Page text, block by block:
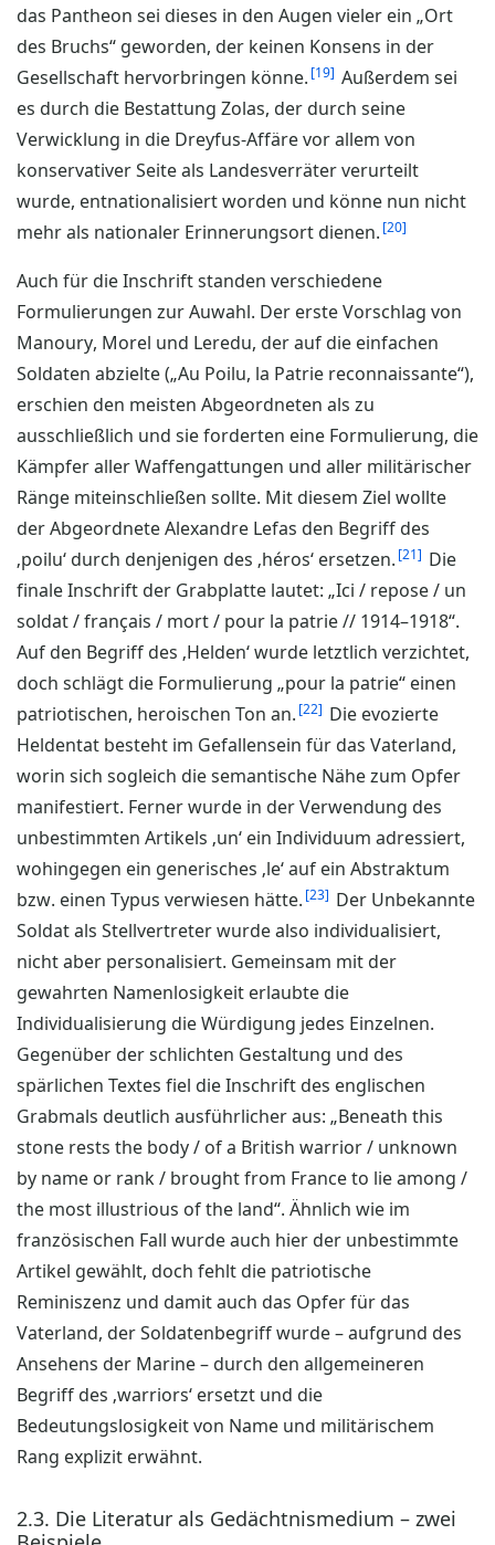
das Pantheon sei dieses in den Augen vieler ein „Ort
des Bruchs“ geworden, der keinen Konsens in der
Gesellschaft hervorbringen könne. 19 Außerdem sei
es durch die Bestattung Zolas, der durch seine
Verwicklung in die Dreyfus-Affäre vor allem von
konservativer Seite als Landesverräter verurteilt
wurde, entnationalisiert worden und könne nun nicht
mehr als nationaler Erinnerungsort dienen. 20
Auch für die Inschrift standen verschiedene
Formulierungen zur Auwahl. Der erste Vorschlag von
Manoury, Morel und Leredu, der auf die einfachen
Soldaten abzielte („Au Poilu, la Patrie reconnaissante“),
erschien den meisten Abgeordneten als zu
ausschließlich und sie forderten eine Formulierung, die
Kämpfer aller Waffengattungen und aller militärischer
Ränge miteinschließen sollte. Mit diesem Ziel wollte
der Abgeordnete Alexandre Lefas den Begriff des
‚poilu‘ durch denjenigen des ‚héros‘ ersetzen. 21
Die
finale Inschrift der Grabplatte lautet: „Ici / repose / un
soldat / français / mort / pour la patrie // 1914–1918“.
Auf den Begriff des ‚Helden‘ wurde letztlich verzichtet,
doch schlägt die Formulierung „pour la patrie“ einen
patriotischen, heroischen Ton an. 22
Die evozierte
Heldentat besteht im Gefallensein für das Vaterland,
worin sich sogleich die semantische Nähe zum Opfer
manifestiert. Ferner wurde in der Verwendung des
unbestimmten Artikels ‚un‘ ein Individuum adressiert,
wohingegen ein generisches ‚le‘ auf ein Abstraktum
bzw. einen Typus verwiesen hätte. 23
Der Unbekannte
Soldat als Stellvertreter wurde also individualisiert,
nicht aber personalisiert. Gemeinsam mit der
gewahrten Namenlosigkeit erlaubte die
Individualisierung die Würdigung jedes Einzelnen.
Gegenüber der schlichten Gestaltung und des
spärlichen Textes fiel die Inschrift des englischen
Grabmals deutlich ausführlicher aus: „Beneath this
stone rests the body / of a British warrior / unknown
by name or rank / brought from France to lie among /
the most illustrious of the land“. Ähnlich wie im
französischen Fall wurde auch hier der unbestimmte
Artikel gewählt, doch fehlt die patriotische
Reminiszenz und damit auch das Opfer für das
Vaterland, der Soldatenbegriff wurde – aufgrund des
Ansehens der Marine – durch den allgemeineren
Begriff des ‚warriors‘ ersetzt und die
Bedeutungslosigkeit von Name und militärischem
Rang explizit erwähnt.
2.3. Die Literatur als Gedächtnismedium – zwei